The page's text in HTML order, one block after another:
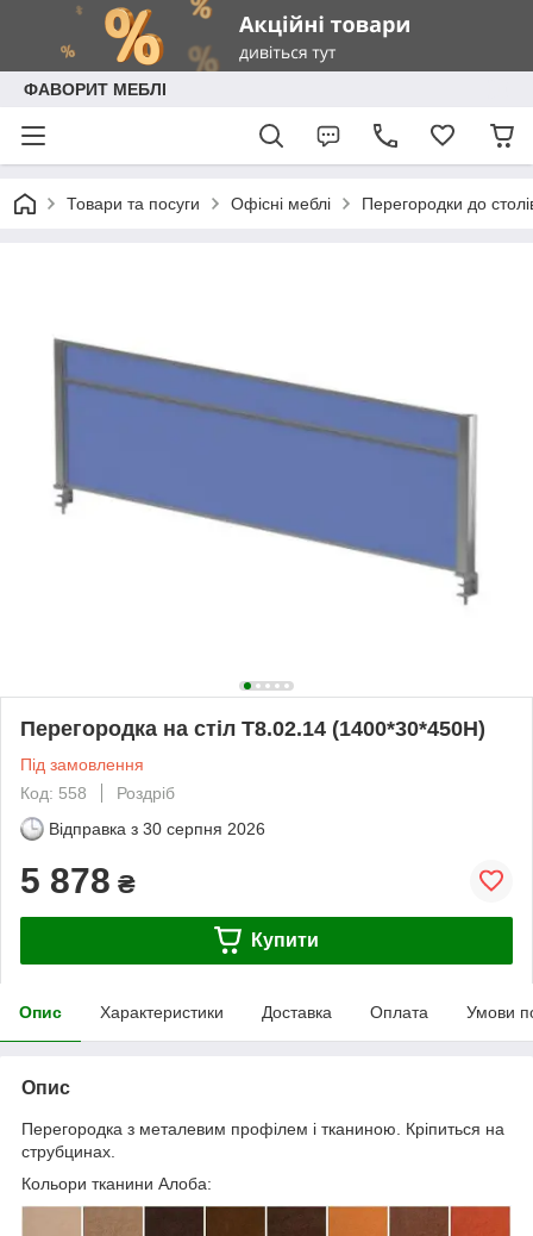
ФАВОРИТ МЕБЛІ
Товари та посуги Офісні меблі Перегородки до
Перегородка на стіл Т8.02.14 (1400*30*450Н)
Під замовлення
Код: 558
Роздріб
Відправка з 30 серпня 2026
5 878 ₴
Купити
Опис Характеристики Доставка Оплата Умови
Опис
Перегородка з металевим профілем і тканиною. Кріпиться на
струбцинах.
Кольори тканини Алоба: